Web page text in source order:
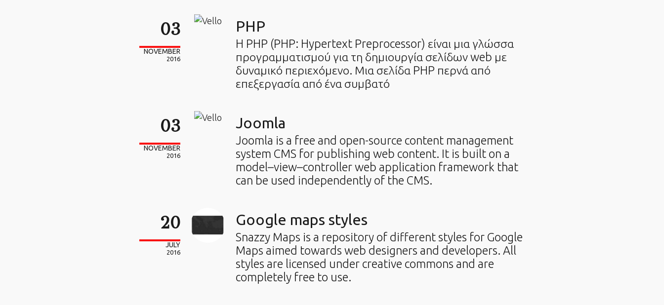
03
NOVEMBER
2016
PHP
H PHP (PHP: Hypertext Preprocessor) είναι μια γλώσσα
προγραμματισμού για τη δημιουργία σελίδων web με
δυναμικό περιεχόμενο. Μια σελίδα PHP περνά από
επεξεργασία από ένα συμβατό
03
NOVEMBER
2016
Joomla
Joomla is a free and open-source content management
system CMS for publishing web content. It is built on a
model–view–controller web application framework that
can be used independently of the CMS.
20
JULY
2016
Google maps styles
Snazzy Maps is a repository of different styles for Google
Maps aimed towards web designers and developers. All
styles are licensed under creative commons and are
completely free to use.